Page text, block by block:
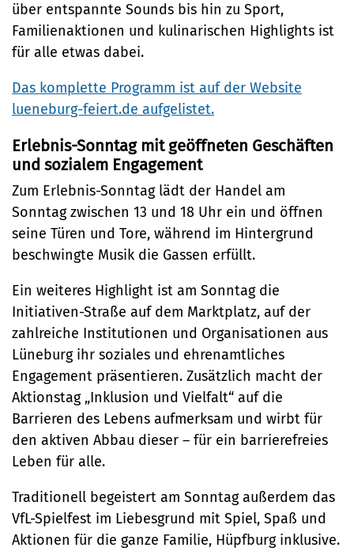
über entspannte Sounds bis hin zu Sport,
Familienaktionen und kulinarischen Highlights ist
für alle etwas dabei.
Das komplette Programm ist auf der Website
lueneburg-feiert.de aufgelistet.
Erlebnis-Sonntag mit geöffneten Geschäften
und sozialem Engagement
Zum Erlebnis-Sonntag lädt der Handel am
Sonntag zwischen 13 und 18 Uhr ein und öffnen
seine Türen und Tore, während im Hintergrund
beschwingte Musik die Gassen erfüllt.
Ein weiteres Highlight ist am Sonntag die
Initiativen-Straße auf dem Marktplatz, auf der
zahlreiche Institutionen und Organisationen aus
Lüneburg ihr soziales und ehrenamtliches
Engagement präsentieren. Zusätzlich macht der
Aktionstag „Inklusion und Vielfalt“ auf die
Barrieren des Lebens aufmerksam und wirbt für
den aktiven Abbau dieser – für ein barrierefreies
Leben für alle.
Traditionell begeistert am Sonntag außerdem das
VfL-Spielfest im Liebesgrund mit Spiel, Spaß und
Aktionen für die ganze Familie, Hüpfburg inklusive.